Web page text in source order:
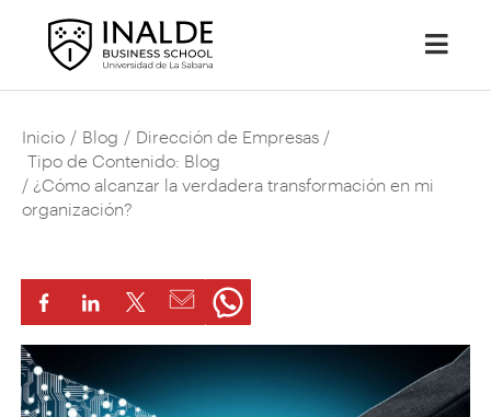
Inicio / Blog / Dirección de Empresas /
Tipo de Contenido: Blog
/ ¿Cómo alcanzar la verdadera transformación en mi
organización?